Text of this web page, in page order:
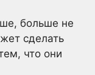
больше не
сделать
что они